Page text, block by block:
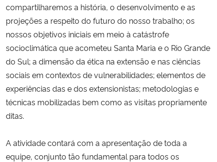
Ministério da Mulher, da Família e dos Direitos Humanos
Secretaria-Geral
Secretaria de Governo
Gabinete de Segurança Institucional
compartilharemos a história, o desenvolvimento e as
projeções a respeito do futuro do nosso trabalho; os
nossos objetivos iniciais em meio à catástrofe
socioclimática que acometeu Santa Maria e o Rio Grande
do Sul; a dimensão da ética na extensão e nas ciências
sociais em contextos de vulnerabilidades; elementos de
experiências das e dos extensionistas; metodologias e
técnicas mobilizadas bem como as visitas propriamente
ditas.
A atividade contará com a apresentação de toda a
equipe, conjunto tão fundamental para todos os